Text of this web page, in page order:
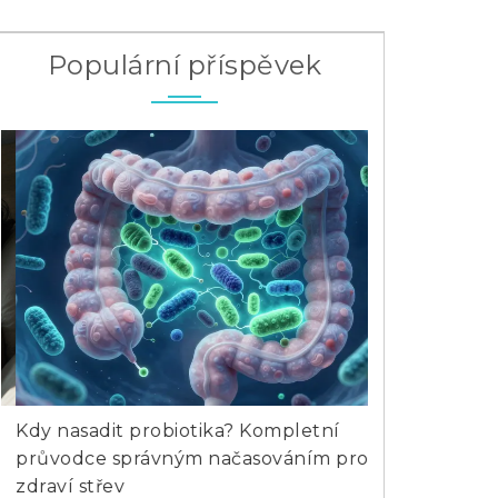
Populární příspěvek
Kdy nasadit probiotika? Kompletní
průvodce správným načasováním pro
zdraví střev